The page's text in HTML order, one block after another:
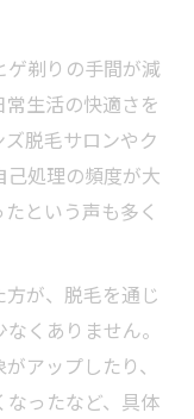
ゲ剃りの手間が減
生活の快適さを
脱毛サロンやク
己処理の頻度が大
という声も多く
が、脱毛を通じ
くありません。
アップしたり、
ったなど、具体